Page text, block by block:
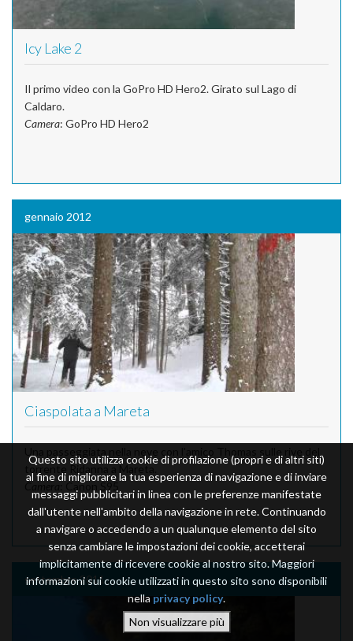
Icy Lake 2
Il primo video con la GoPro HD Hero2. Girato sul Lago di
Caldaro.
Camera: GoPro HD Hero2
gennaio 2012
Ciaspolata a Mareta
torrente Ridanna a Mareta.
: Canon S95
settembre 2011
Questo sito utilizza cookie di profilazione (propri e di altri siti)
al fine di migliorare la tua esperienza di navigazione e di inviare
messaggi pubblicitari in linea con le preferenze manifestate
dall'utente nell'ambito della navigazione in rete. Continuando
a navigare o accedendo a un qualunque elemento del sito
senza cambiare le impostazioni dei cookie, accetterai
implicitamente di ricevere cookie al nostro sito. Maggiori
informazioni sui cookie utilizzati in questo sito sono disponibili
nella privacy policy.